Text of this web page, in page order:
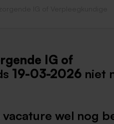
IG of
19-03-2026 niet
wel nog